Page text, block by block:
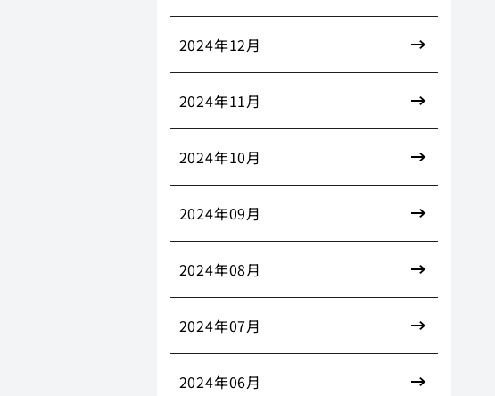
2024年12月
2024年11月
2024年10月
2024年09月
2024年08月
2024年07月
2024年06月